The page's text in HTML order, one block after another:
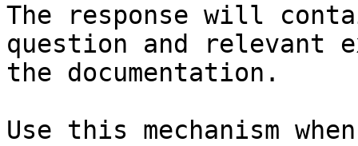
The response will
question and relevant
the documentation.
Use this mechanism